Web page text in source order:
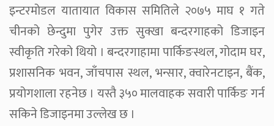
इन्टरमोडल यातायात विकास समितिले २०७५ माघ १ गते
चीनको छेन्दुमा पुगेर उक्त सुक्खा बन्दरगाहको डिजाइन
स्वीकृति गरेको थियो । बन्दरगाहामा पार्किङस्थल, गोदाम घर,
प्रशासनिक भवन, जाँचपास स्थल, भन्सार, क्वारेनटाइन, बैंक,
प्रयोगशाला रहनेछ । यस्तै ३५० मालवाहक सवारी पार्किङ गर्न
सकिने डिजाइनमा उल्लेख छ ।